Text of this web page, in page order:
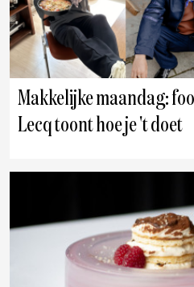
Makkelijke maandag:
Lecq toont hoe je 't doet